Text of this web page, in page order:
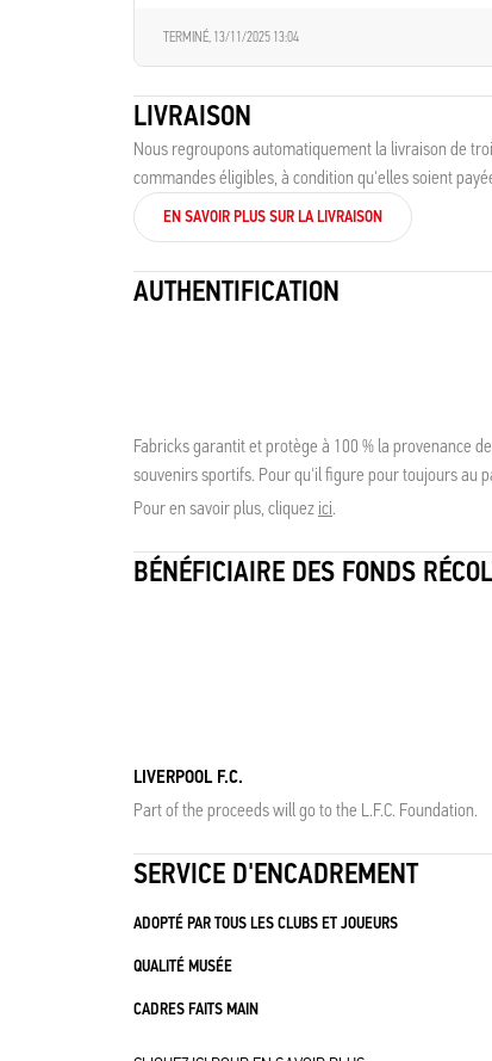
TERMINÉ, 13/11/2025 13:04
LIVRAISON
Nous regroupons automatiquement la livraison de
commandes éligibles, à condition qu'elles soient
EN SAVOIR PLUS SUR LA LIVRAISON
AUTHENTIFICATION
Fabricks garantit et protège à 100 % la provenance
souvenirs sportifs. Pour qu'il figure pour toujours au
Pour en savoir plus, cliquez ici.
BÉNÉFICIAIRE DES FONDS
LIVERPOOL F.C.
Part of the proceeds will go to the L.F.C. Foundation.
SERVICE D'ENCADREMENT
ADOPTÉ PAR TOUS LES CLUBS ET JOUEURS
QUALITÉ MUSÉE
CADRES FAITS MAIN